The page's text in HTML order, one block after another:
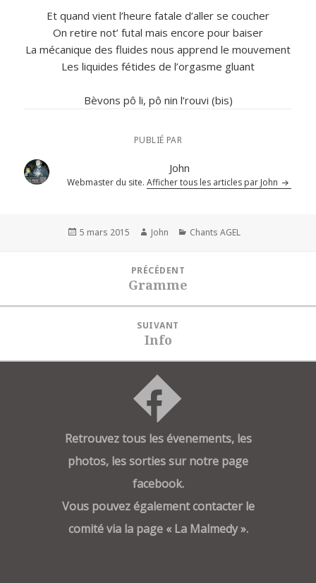
Et quand vient l’heure fatale d’aller se coucher
On retire not’ futal mais encore pour baiser
La mécanique des fluides nous apprend le mouvement
Les liquides fétides de l’orgasme gluant
Bèvons pô li, pô nin l’rouvi (bis)
PUBLIÉ PAR
John
Webmaster du site. Afficher tous les articles par John
Publié
5 mars 2015 Auteur
John Catégories
Chants AGEL
PRÉCÉDENT
Gramme
SUIVANT
suivant :
Info
Retrouvez tous les évenements, les
photos, les sorties sur notre page
facebook.
Vous pouvez également contacter le
comité via la page « La Malmedy ».